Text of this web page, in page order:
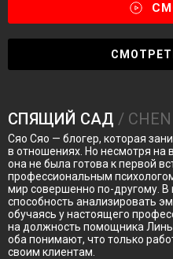
СПЯЩИЙ САД /
Сяо Сяо — блогер, которая
в отношениях. Но несмотря на
она не была готова к первой
профессиональным
мир совершенно по-другому.
способность анализировать
обучаясь у настоящего
на должность помощника
оба понимают, что только
своим клиентам.